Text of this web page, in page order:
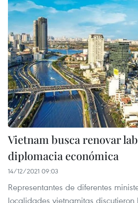
Vietnam busca renovar
diplomacia económica
14/12/2021 09:03
Representantes de diferentes
localidades vietnamitas